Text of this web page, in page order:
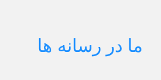
ما در رسانه ها